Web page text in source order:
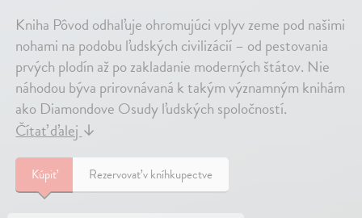
Kniha Pôvod odhaľuje ohromujúci vplyv zeme pod našimi
nohami na podobu ľudských civilizácií – od pestovania
prvých plodín až po zakladanie moderných štátov. Nie
náhodou býva prirovnávaná k takým významným knihám
ako Diamondove Osudy ľudských spoločností.
Čítať ďalej↓
Kúpiť Rezervovať v kníhkupectve